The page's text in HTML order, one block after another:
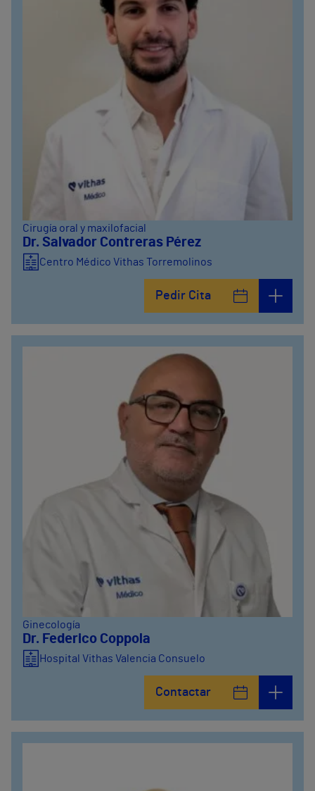
Cirugía oral y maxilofacial
Dr. Salvador Contreras Pérez
Centro Médico Vithas Torremolinos
Pedir Cita
Ginecología
Dr. Federico Coppola
Hospital Vithas Valencia Consuelo
Contactar